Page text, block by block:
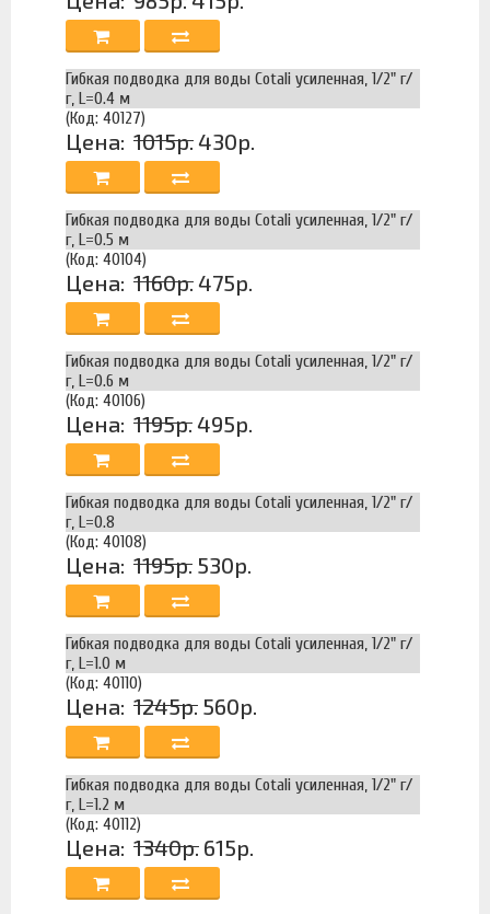
Гибкая подводка для воды Cotali усиленная, 1/2" г/
г, L=0.4 м
(Код: 40127)
Цена: 1015р. 430р.
Гибкая подводка для воды Cotali усиленная, 1/2" г/
г, L=0.5 м
(Код: 40104)
Цена: 1160р. 475р.
Гибкая подводка для воды Cotali усиленная, 1/2" г/
г, L=0.6 м
(Код: 40106)
Цена: 1195р. 495р.
Гибкая подводка для воды Cotali усиленная, 1/2" г/
г, L=0.8
(Код: 40108)
Цена: 1195р. 530р.
Гибкая подводка для воды Cotali усиленная, 1/2" г/
г, L=1.0 м
(Код: 40110)
Цена: 1245р. 560р.
Гибкая подводка для воды Cotali усиленная, 1/2" г/
г, L=1.2 м
(Код: 40112)
Цена: 1340р. 615р.